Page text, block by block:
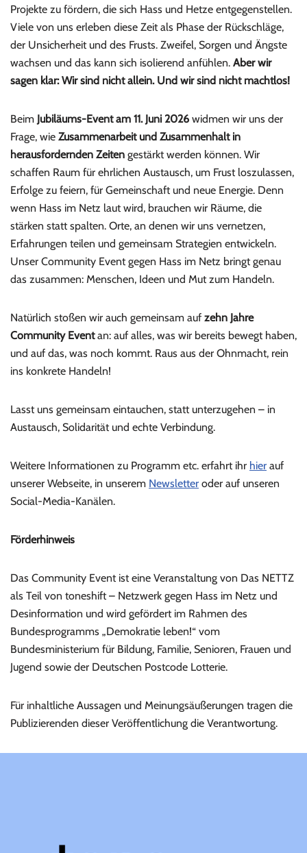
Projekte zu fördern, die sich Hass und Hetze entgegenstellen.
Viele von uns erleben diese Zeit als Phase der Rückschläge,
der Unsicherheit und des Frusts. Zweifel, Sorgen und Ängste
wachsen und das kann sich isolierend anfühlen. Aber wir
sagen klar: Wir sind nicht allein. Und wir sind nicht machtlos!
Beim Jubiläums-Event am 11. Juni 2026 widmen wir uns der
Frage, wie Zusammenarbeit und Zusammenhalt in
herausfordernden Zeiten gestärkt werden können. Wir
schaffen Raum für ehrlichen Austausch, um Frust loszulassen,
Erfolge zu feiern, für Gemeinschaft und neue Energie. Denn
wenn Hass im Netz laut wird, brauchen wir Räume, die
stärken statt spalten. Orte, an denen wir uns vernetzen,
Erfahrungen teilen und gemeinsam Strategien entwickeln.
Unser Community Event gegen Hass im Netz bringt genau
das zusammen: Menschen, Ideen und Mut zum Handeln.
Natürlich stoßen wir auch gemeinsam auf zehn Jahre
Community Eventan: auf alles, was wir bereits bewegt haben,
und auf das, was noch kommt. Raus aus der Ohnmacht, rein
ins konkrete Handeln!
Lasst uns gemeinsam eintauchen, statt unterzugehen – in
Austausch, Solidarität und echte Verbindung.
Weitere Informationen zu Programm etc. erfahrt ihr hier auf
unserer Webseite, in unserem Newsletter oder auf unseren
Social-Media-Kanälen.
Förderhinweis
Das Community Event ist eine Veranstaltung von Das NETTZ
als Teil von toneshift – Netzwerk gegen Hass im Netz und
Desinformation und wird gefördert im Rahmen des
Bundesprogramms „Demokratie leben!“ vom
Bundesministerium für Bildung, Familie, Senioren, Frauen und
Jugend sowie der Deutschen Postcode Lotterie.
Für inhaltliche Aussagen und Meinungsäußerungen tragen die
Publizierenden dieser Veröffentlichung die Verantwortung.